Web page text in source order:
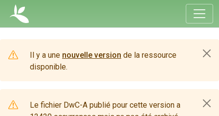
Il y a une nouvelle version de la ressource
disponible.
Le fichier DwC-A publié pour cette version a